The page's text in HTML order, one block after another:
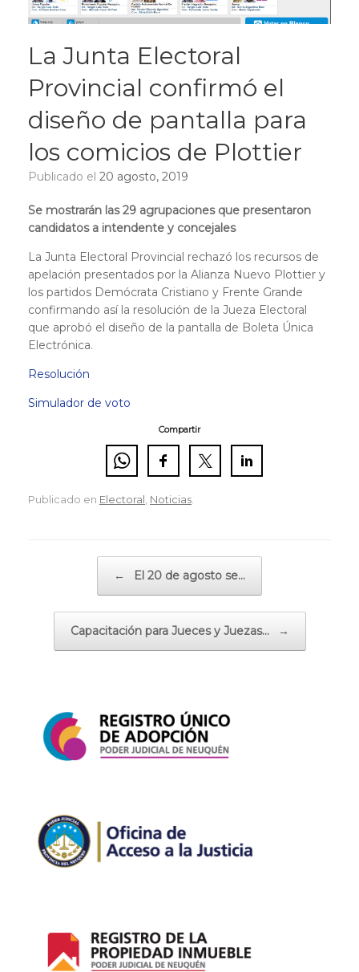
La Junta Electoral
Provincial confirmó el
diseño de pantalla para
los comicios de Plottier
Publicado el 20 agosto, 2019
Se mostrarán las 29 agrupaciones que presentaron
candidatos a intendente y concejales
La Junta Electoral Provincial rechazó los recursos de
apelación presentados por la Alianza Nuevo Plottier y
los partidos Demócrata Cristiano y Frente Grande
confirmando así la resolución de la Jueza Electoral
que aprobó el diseño de la pantalla de Boleta Única
Electrónica.
Resolución
Simulador de voto
Compartir
Publicado en Electoral Noticias
← El 20 de agosto se…
Capacitación para Jueces y Juezas… →